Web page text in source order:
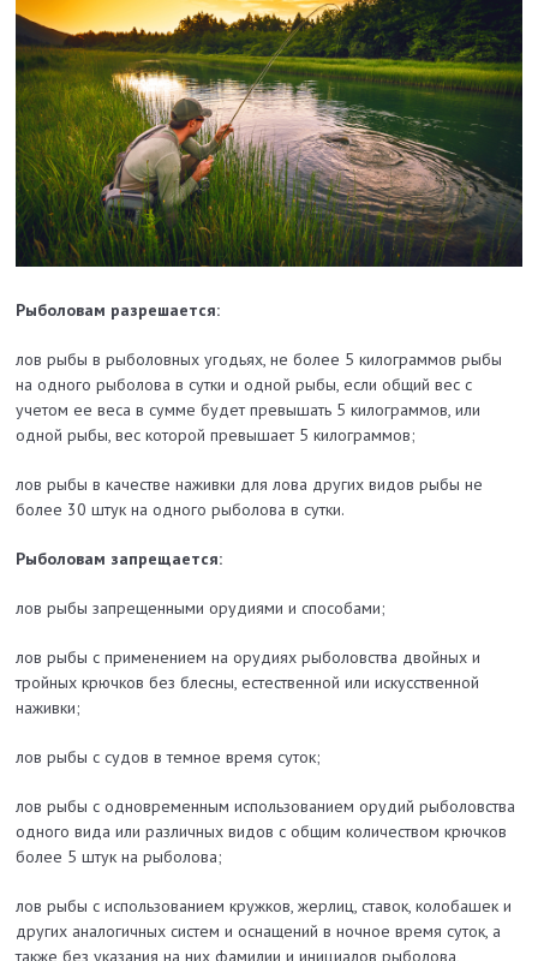
Рыболовам разрешается:
лов рыбы в рыболовных угодьях, не более 5 килограммов рыбы
на одного рыболова в сутки и одной рыбы, если общий вес с
учетом ее веса в сумме будет превышать 5 килограммов, или
одной рыбы, вес которой превышает 5 килограммов;
лов рыбы в качестве наживки для лова других видов рыбы не
более 30 штук на одного рыболова в сутки.
Рыболовам запрещается:
лов рыбы запрещенными орудиями и способами;
лов рыбы с применением на орудиях рыболовства двойных и
тройных крючков без блесны, естественной или искусственной
наживки;
лов рыбы с судов в темное время суток;
лов рыбы с одновременным использованием орудий рыболовства
одного вида или различных видов с общим количеством крючков
более 5 штук на рыболова;
лов рыбы с использованием кружков, жерлиц, ставок, колобашек и
других аналогичных систем и оснащений в ночное время суток, а
также без указания на них фамилии и инициалов рыболова,